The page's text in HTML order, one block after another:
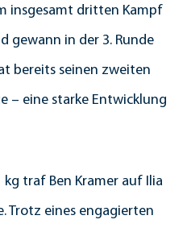
insgesamt dritten Kampf
gewann in der 3. Runde
bereits seinen zweiten
– eine starke Entwicklung
kg traf Ben Kramer auf Ilia
Trotz eines engagierten